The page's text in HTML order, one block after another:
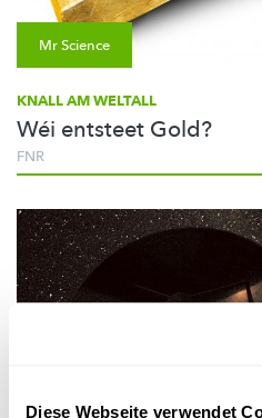
Diese Webseite verwendet
Mr Science
KNALL AM WELTALL
Wéi entsteet Gold?
FNR